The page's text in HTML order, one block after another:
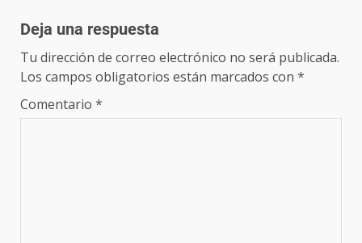
Deja una respuesta
Tu dirección de correo electrónico no será publicada.
Los campos obligatorios están marcados con *
Comentario *